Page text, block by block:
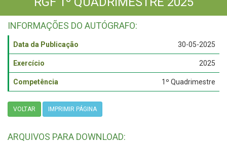
INFORMAÇÕES DO AUTÓGRAFO:
Data da Publicação 30-05-2025
Exercício 2025
Competência 1º Quadrimestre
VOLTAR IMPRIMIR PÁGINA
ARQUIVOS PARA DOWNLOAD: